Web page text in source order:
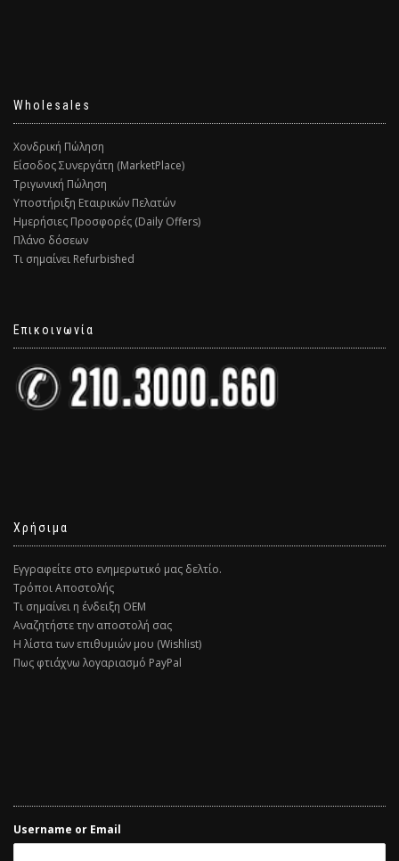
Wholesales
Χονδρική Πώληση
Είσοδος Συνεργάτη (MarketPlace)
Τριγωνική Πώληση
Υποστήριξη Εταιρικών Πελατών
Ημερήσιες Προσφορές (Daily Offers)
Πλάνο δόσεων
Τι σημαίνει Refurbished
Επικοινωνία
Χρήσιμα
Εγγραφείτε στο ενημερωτικό μας δελτίο.
Τρόποι Αποστολής
Τι σημαίνει η ένδειξη ΟΕΜ
Αναζητήστε την αποστολή σας
Η λίστα των επιθυμιών μου (Wishlist)
Πως φτιάχνω λογαριασμό PayPal
Username or Email